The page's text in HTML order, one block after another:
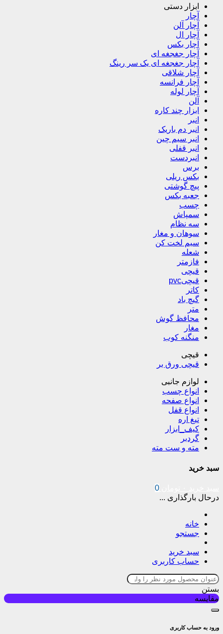
ابزار دستی
آچار
آچار آلن
آچار ال
آچار بکس
آچار جغجغه ای
آچار جغجغه ای یک سر رینگ
آچار شلاقی
آچار فرانسه
آچار لوله
آلن
ابزار چند کاره
انبر
انبر دم باریک
انبر سیم چین
انبر قفلی
انبردست
برس
بکس ریلی
پیچ گوشتی
جعبه بکس
چسب
سمپاش
سه نظام
سوهان و مغار
سیم لخت کن
شعله
فازمتر
قیچی
قیچیpvc
کاتر
گیچ باد
متر
محافظ گوش
مغار
منگنه کوب
قیچی
قیچی ورق بر
لوازم جانبی
انواع چسب
انواع صفحه
انواع قفل
تیغ اره
کیف_ابزار
گردبر
مته و ست مته
سبد خرید
0
درحال بارگذاری ...
خانه
جستجو
سبد خرید
حساب کاربری
بستن
مقایسه
ورود به حساب کاربری